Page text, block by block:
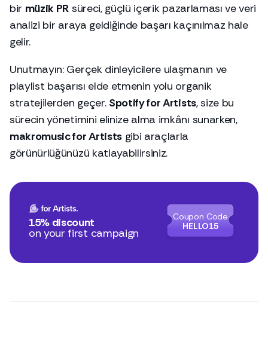
bir müzik PR süreci, güçlü içerik pazarlaması ve veri
analizi bir araya geldiğinde başarı kaçınılmaz hale
gelir.
Unutmayın: Gerçek dinleyicilere ulaşmanın ve
playlist başarısı elde etmenin yolu organik
stratejilerden geçer. Spotify for Artists, size bu
sürecin yönetimini elinize alma imkânı sunarken,
makromusic for Artistsgibi araçlarla
görünürlüğünüzü katlayabilirsiniz.
15% discount
on your first campaign
Coupon Code
HELLO15